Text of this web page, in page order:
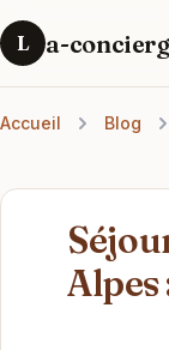
L a-
Accueil Blog